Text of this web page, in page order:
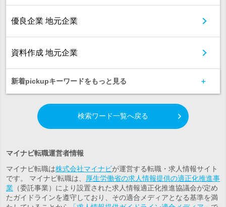
優良企業 地元企業
資料作成 地元企業
新着pickupキーワードをもっと見る
検索ワード一覧へ戻る
マイナビ転職運営者情報
マイナビ転職は株式会社マイナビが運営する転職・求人情報サイト
です。 マイナビ転職は、
厚生労働省の求人情報提供の適正化推進事
業 （委託事業）により設置された求人情報適正化推進協議会が定め
たガイドラインを遵守しており、その適合メディアとなる基準を満